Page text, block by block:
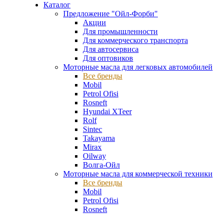
Каталог
Предложение "Ойл-Форби"
Акции
Для промышленности
Для коммерческого транспорта
Для автосервиса
Для оптовиков
Моторные масла для легковых автомобилей
Все бренды
Mobil
Petrol Ofisi
Rosneft
Hyundai XTeer
Rolf
Sintec
Takayama
Mirax
Oilway
Волга-Ойл
Моторные масла для коммерческой техники
Все бренды
Mobil
Petrol Ofisi
Rosneft